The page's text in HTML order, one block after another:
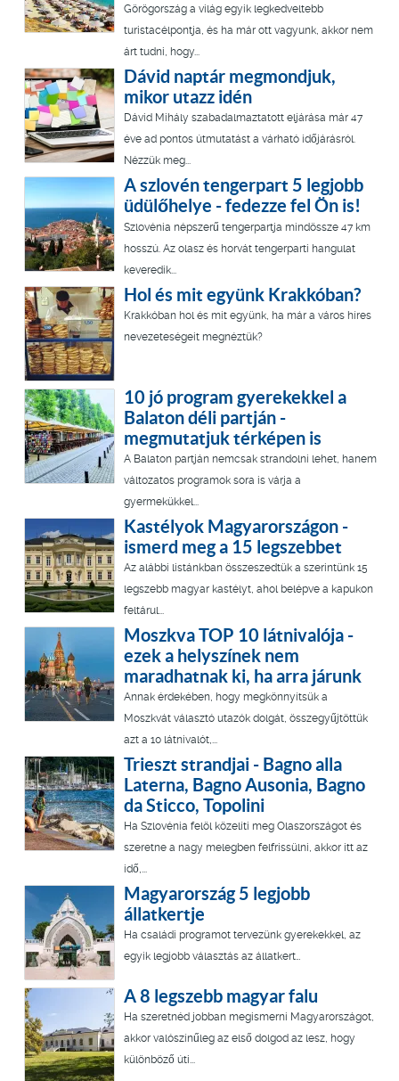
Görögország a világ egyik legkedveltebb
turistacélpontja, és ha már ott vagyunk, akkor nem
árt tudni, hogy...
Dávid naptár megmondjuk,
mikor utazz idén
Dávid Mihály szabadalmaztatott eljárása már 47
éve ad pontos útmutatást a várható időjárásról.
Nézzük meg...
A szlovén tengerpart 5 legjobb
üdülőhelye - fedezze fel Ön is!
Szlovénia népszerű tengerpartja mindössze 47 km
hosszú. Az olasz és horvát tengerparti hangulat
keveredik...
Hol és mit együnk Krakkóban?
Krakkóban hol és mit együnk, ha már a város híres
nevezeteségeit megnéztük?
10 jó program gyerekekkel a
Balaton déli partján -
megmutatjuk térképen is
A Balaton partján nemcsak strandolni lehet, hanem
változatos programok sora is várja a
gyermekükkel...
Kastélyok Magyarországon -
ismerd meg a 15 legszebbet
Az alábbi listánkban összeszedtük a szerintünk 15
legszebb magyar kastélyt, ahol belépve a kapukon
feltárul...
Moszkva TOP 10 látnivalója -
ezek a helyszínek nem
maradhatnak ki, ha arra járunk
Annak érdekében, hogy megkönnyítsük a
Moszkvát választó utazók dolgát, összegyűjtöttük
azt a 10 látnivalót,...
Trieszt strandjai - Bagno alla
Laterna, Bagno Ausonia, Bagno
da Sticco, Topolini
Ha Szlovénia felöl közelíti meg Olaszországot és
szeretne a nagy melegben felfrissülni, akkor itt az
idő,...
Magyarország 5 legjobb
állatkertje
Ha családi programot tervezünk gyerekekkel, az
egyik legjobb választás az állatkert…
A 8 legszebb magyar falu
Ha szeretnéd jobban megismerni Magyarországot,
akkor valószínűleg az első dolgod az lesz, hogy
különböző úti...